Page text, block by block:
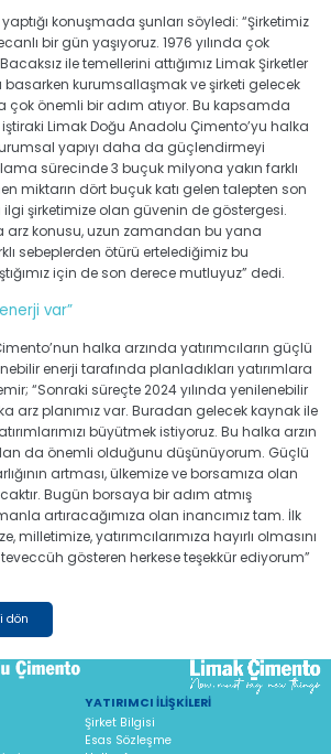
konuşmada şunları söyledi: “Şirketimiz
bir gün yaşıyoruz. 1976 yılında çok
ile temellerini attığımız Limak Şirketler
basarken kurumsallaşmak ve şirketi gelecek
çok önemli bir adım atıyor. Bu kapsamda
Limak Doğu Anadolu Çimento’yu halka
yapıyı daha da güçlendirmeyi
sürecinde 3 buçuk milyona yakın farklı
miktarın dört buçuk katı gelen talepten son
şirketimize olan güvenin de göstergesi.
arz konusu, uzun zamandan bu yana
sebeplerden ötürü ertelediğimiz bu
için de son derece mutluyuz” dedi.
var”
halka arzında yatırımcıların güçlü
enerji tarafında planladıkları yatırımlara
“Sonraki süreçte 2024 yılında yenilenebilir
arz planımız var. Buradan gelecek kaynak ile
büyütmek istiyoruz. Bu halka arzın
da önemli olduğunu düşünüyorum. Güçlü
artması, ülkemize ve borsamıza olan
Bugün borsaya bir adım atmış
artıracağımıza olan inancımız tam. İlk
milletimize, yatırımcılarımıza hayırlı olmasını
gösteren herkese teşekkür ediyorum”
dön
YATIRIMCI İLIŞKILERI
Şirket Bilgisi
Esas Sözleşme